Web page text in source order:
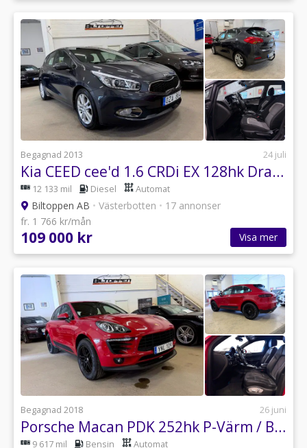
Begagnad 2013 24 juli
Kia CEED cee'd 1.6 CRDi EX 128hk Drag + Motorvärmare
12 133 mil Diesel Automat
Biltoppen AB • Västerbotten • 17 annonser
fr. 1 766 kr/mån
109 000 kr Visa mer
Begagnad 2018 26 juni
Porsche Macan PDK 252hk P-Värm / Bi-Xenon / Rattvärme
9 617 mil Bensin Automat